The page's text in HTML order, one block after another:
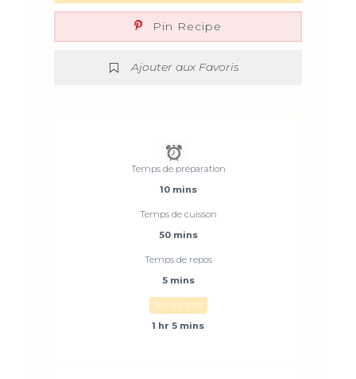
Pin Recipe
Ajouter aux Favoris
Temps de préparation
10 mins
Temps de cuisson
50 mins
Temps de repos
5 mins
Temps total
1 hr 5 mins